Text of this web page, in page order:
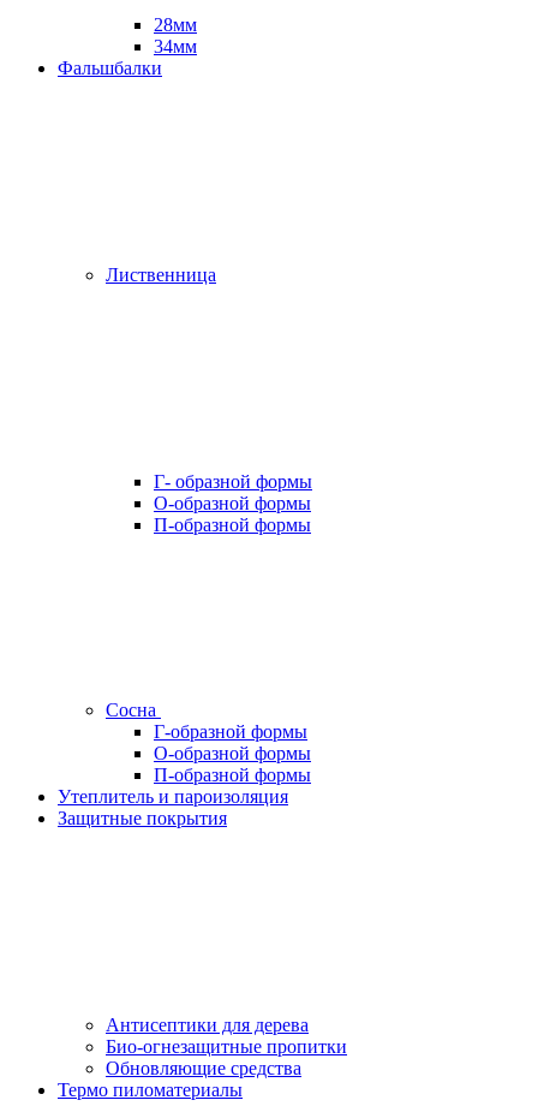
28мм
34мм
Фальшбалки
Лиственница
Г- образной формы
О-образной формы
П-образной формы
Сосна
Г-образной формы
О-образной формы
П-образной формы
Утеплитель и пароизоляция
Защитные покрытия
Антисептики для дерева
Био-огнезащитные пропитки
Обновляющие средства
Термо пиломатериалы